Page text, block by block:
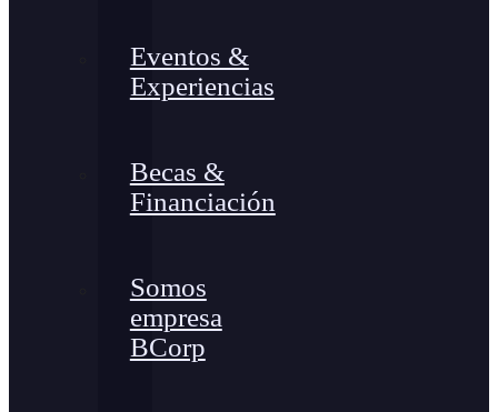
Eventos &
Experiencias
Becas &
Financiación
Somos
empresa
BCorp